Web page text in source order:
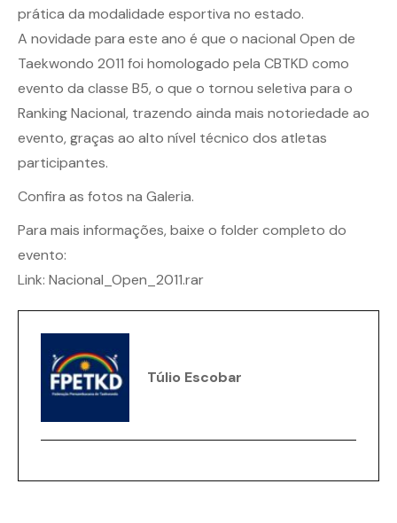
prática da modalidade esportiva no estado.
A novidade para este ano é que o nacional Open de
Taekwondo 2011 foi homologado pela CBTKD como
evento da classe B5, o que o tornou seletiva para o
Ranking Nacional, trazendo ainda mais notoriedade ao
evento, graças ao alto nível técnico dos atletas
participantes.
Confira as fotos na Galeria.
Para mais informações, baixe o folder completo do
evento:
Link: Nacional_Open_2011.rar
Túlio Escobar